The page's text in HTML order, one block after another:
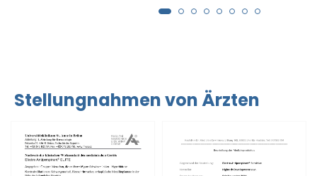
Stellungnahmen von Ärzten